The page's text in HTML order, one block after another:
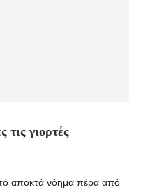
τις γιορτές
αποκτά νόημα πέρα από